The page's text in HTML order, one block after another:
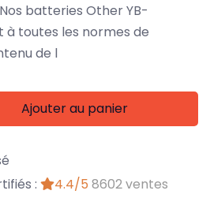
batteries Other YB-
à toutes les normes de
de l
Ajouter au panier
:
4.4/5 8602 ventes